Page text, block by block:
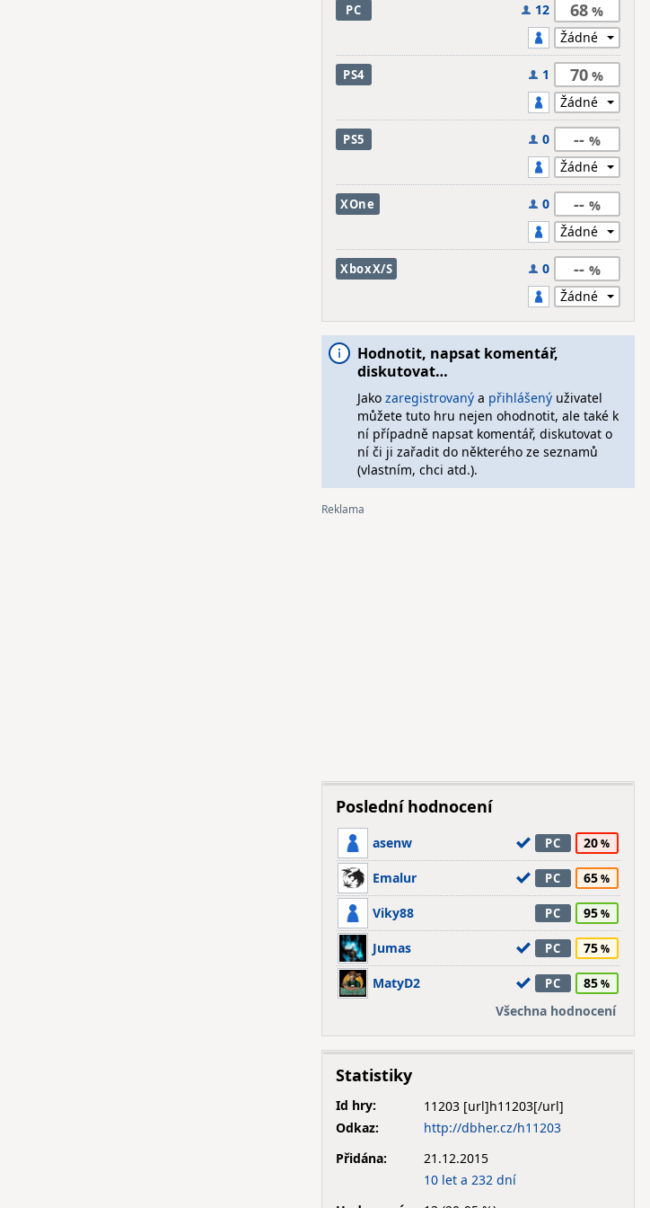
PC 12 68
PS4 1 70
PS5 0 --
XOne 0 --
XboxX/S 0 --
Hodnotit, napsat komentář,
diskutovat…
Jako zaregistrovanýa přihlášenýuživatel
můžete tuto hru nejen ohodnotit, ale také k
ní případně napsat komentář, diskutovat o
ní či ji zařadit do některého ze seznamů
(vlastním, chci atd.).
Poslední hodnocení
asenw PC 20
Emalur PC 65
Viky88 PC 95
Jumas PC 75
MatyD2 PC
85
Všechna hodnocení
Statistiky
Id hry:
11203
Odkaz:
http://dbher.cz/h11203
Přidána:
21.12.2015
10 let a 232 dní